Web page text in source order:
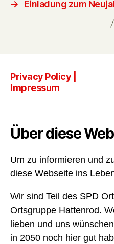
→
Einladung zum
Privacy Policy |
Impressum
Über diese
Um zu informieren und
diese Webseite ins
Wir sind Teil des SPD
Ortsgruppe Hattenrod.
lieben und uns
in 2050 noch hier gut